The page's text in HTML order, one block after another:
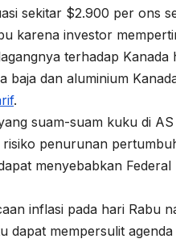
sekitar $2.900 per ons
karena investor
terhadap
baja dan aluminium
.
suam-suam kuku di
penurunan
menyebabkan Federal
inflasi pada hari Rabu
dapat mempersulit